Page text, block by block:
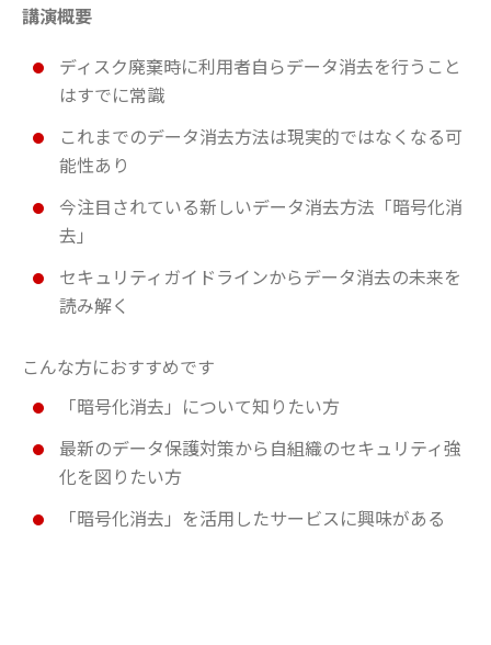
講演概要
ディスク廃棄時に利用者自らデータ消去を行うこと
はすでに常識
これまでのデータ消去方法は現実的ではなくなる可
能性あり
今注目されている新しいデータ消去方法「暗号化消
去」
セキュリティガイドラインからデータ消去の未来を
読み解く
こんな方におすすめです
「暗号化消去」について知りたい方
最新のデータ保護対策から自組織のセキュリティ強
化を図りたい方
「暗号化消去」を活用したサービスに興味がある